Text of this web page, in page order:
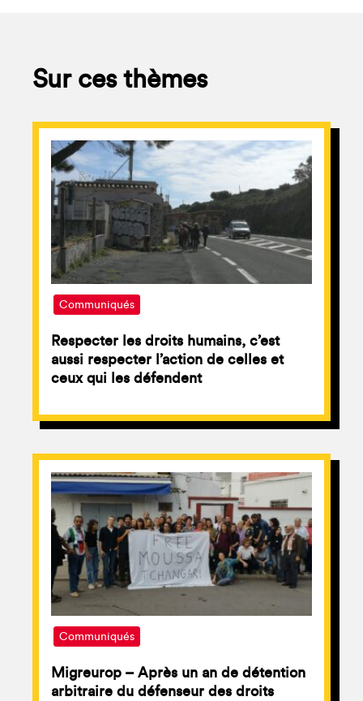
Sur ces thèmes
Communiqués
Respecter les droits humains, c’est
aussi respecter l’action de celles et
ceux qui les défendent
Communiqués
Migreurop – Après un an de détention
arbitraire du défenseur des droits